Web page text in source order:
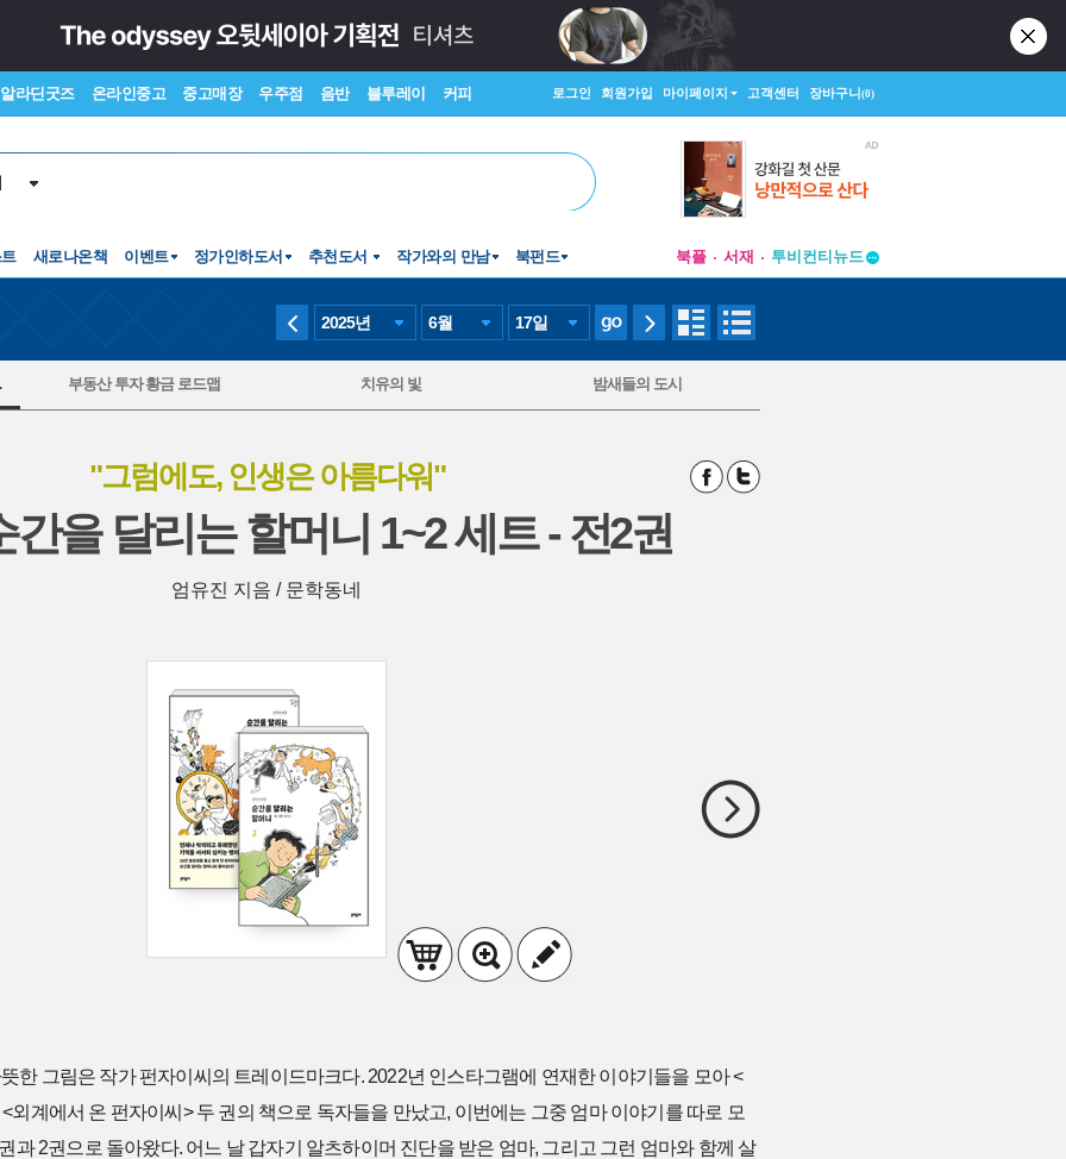
알라딘굿즈 온라인중고 중고매장 우주점 음반 블루레이 커피 로그인 회원가입 마이페이지 고객센터 장바구니(0)
새로나온책 이벤트 정가인하도서 추천도서 작가와의 만남 북펀드 북플 서재
투비컨티뉴드
2025년 6월 17일
부동산 투자 황금 로드맵 치유의 빛 밤새들의 도시
"그럼에도, 인생은 아름다워"
간을 달리는 할머니 1~2 세트 - 전2권
엄유진 지음 / 문학동네
한 그림은 작가 펀자이씨의 트레이드마크다. 2022년 인스타그램에 연재한 이야기들을 모아 <
외계에서 온 펀자이씨> 두 권의 책으로 독자들을 만났고, 이번에는 그중 엄마 이야기를 따로 모
과 2권으로 돌아왔다. 어느 날 갑자기 알츠하이머 진단을 받은 엄마, 그리고 그런 엄마와 함께 살